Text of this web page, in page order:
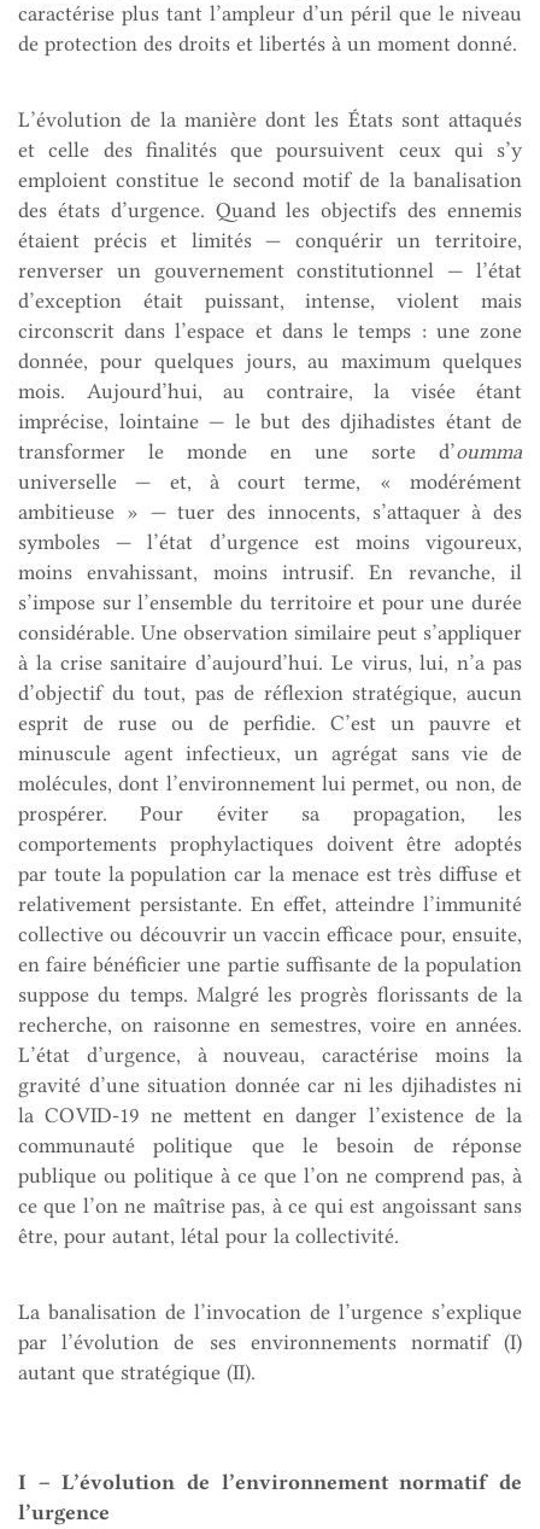
caractérise plus tant l’ampleur d’un péril que le niveau
de protection des droits et libertés à un moment donné.
L’évolution de la manière dont les États sont attaqués
et celle des finalités que poursuivent ceux qui s’y
emploient constitue le second motif de la banalisation
des états d’urgence. Quand les objectifs des ennemis
étaient précis et limités — conquérir un territoire,
renverser un gouvernement constitutionnel — l’état
d’exception était puissant, intense, violent mais
circonscrit dans l’espace et dans le temps : une zone
donnée, pour quelques jours, au maximum quelques
mois. Aujourd’hui, au contraire, la visée étant
imprécise, lointaine — le but des djihadistes étant de
transformer le monde en une sorte d’oumma
universelle — et, à court terme, « modérément
ambitieuse » — tuer des innocents, s’attaquer à des
symboles — l’état d’urgence est moins vigoureux,
moins envahissant, moins intrusif. En revanche, il
s’impose sur l’ensemble du territoire et pour une durée
considérable. Une observation similaire peut s’appliquer
à la crise sanitaire d’aujourd’hui. Le virus, lui, n’a pas
d’objectif du tout, pas de réflexion stratégique, aucun
esprit de ruse ou de perfidie. C’est un pauvre et
minuscule agent infectieux, un agrégat sans vie de
molécules, dont l’environnement lui permet, ou non, de
prospérer. Pour éviter sa propagation, les
comportements prophylactiques doivent être adoptés
par toute la population car la menace est très diffuse et
relativement persistante. En effet, atteindre l’immunité
collective ou découvrir un vaccin efficace pour, ensuite,
en faire bénéficier une partie suffisante de la population
suppose du temps. Malgré les progrès florissants de la
recherche, on raisonne en semestres, voire en années.
L’état d’urgence, à nouveau, caractérise moins la
gravité d’une situation donnée car ni les djihadistes ni
la COVID-19 ne mettent en danger l’existence de la
communauté politique que le besoin de réponse
publique ou politique à ce que l’on ne comprend pas, à
ce que l’on ne maîtrise pas, à ce qui est angoissant sans
être, pour autant, létal pour la collectivité.
La banalisation de l’invocation de l’urgence s’explique
par l’évolution de ses environnements normatif (I)
autant que stratégique (II).
I – L’évolution de l’environnement normatif de
l’urgence